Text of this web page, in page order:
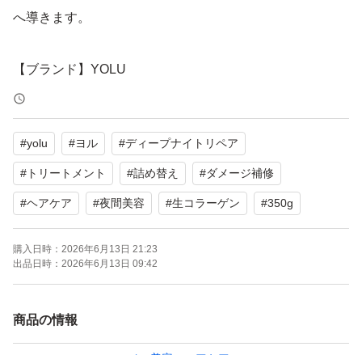
へ導きます。
【ブランド】YOLU
【商品名】ディープナイトリペア トリートメント
【内容量】350g
【商品の状態】未使用
【カラー】ブルー系
#yolu #ヨル #ディープナイトリペア
# トリートメント #詰め替え #ダメージ補修
#ヘアケア #夜間美容 #生コラーゲン #350g
購入日時： 2026年6月13日 21:23
出品日時： 2026年6月13日 09:42
商品の情報